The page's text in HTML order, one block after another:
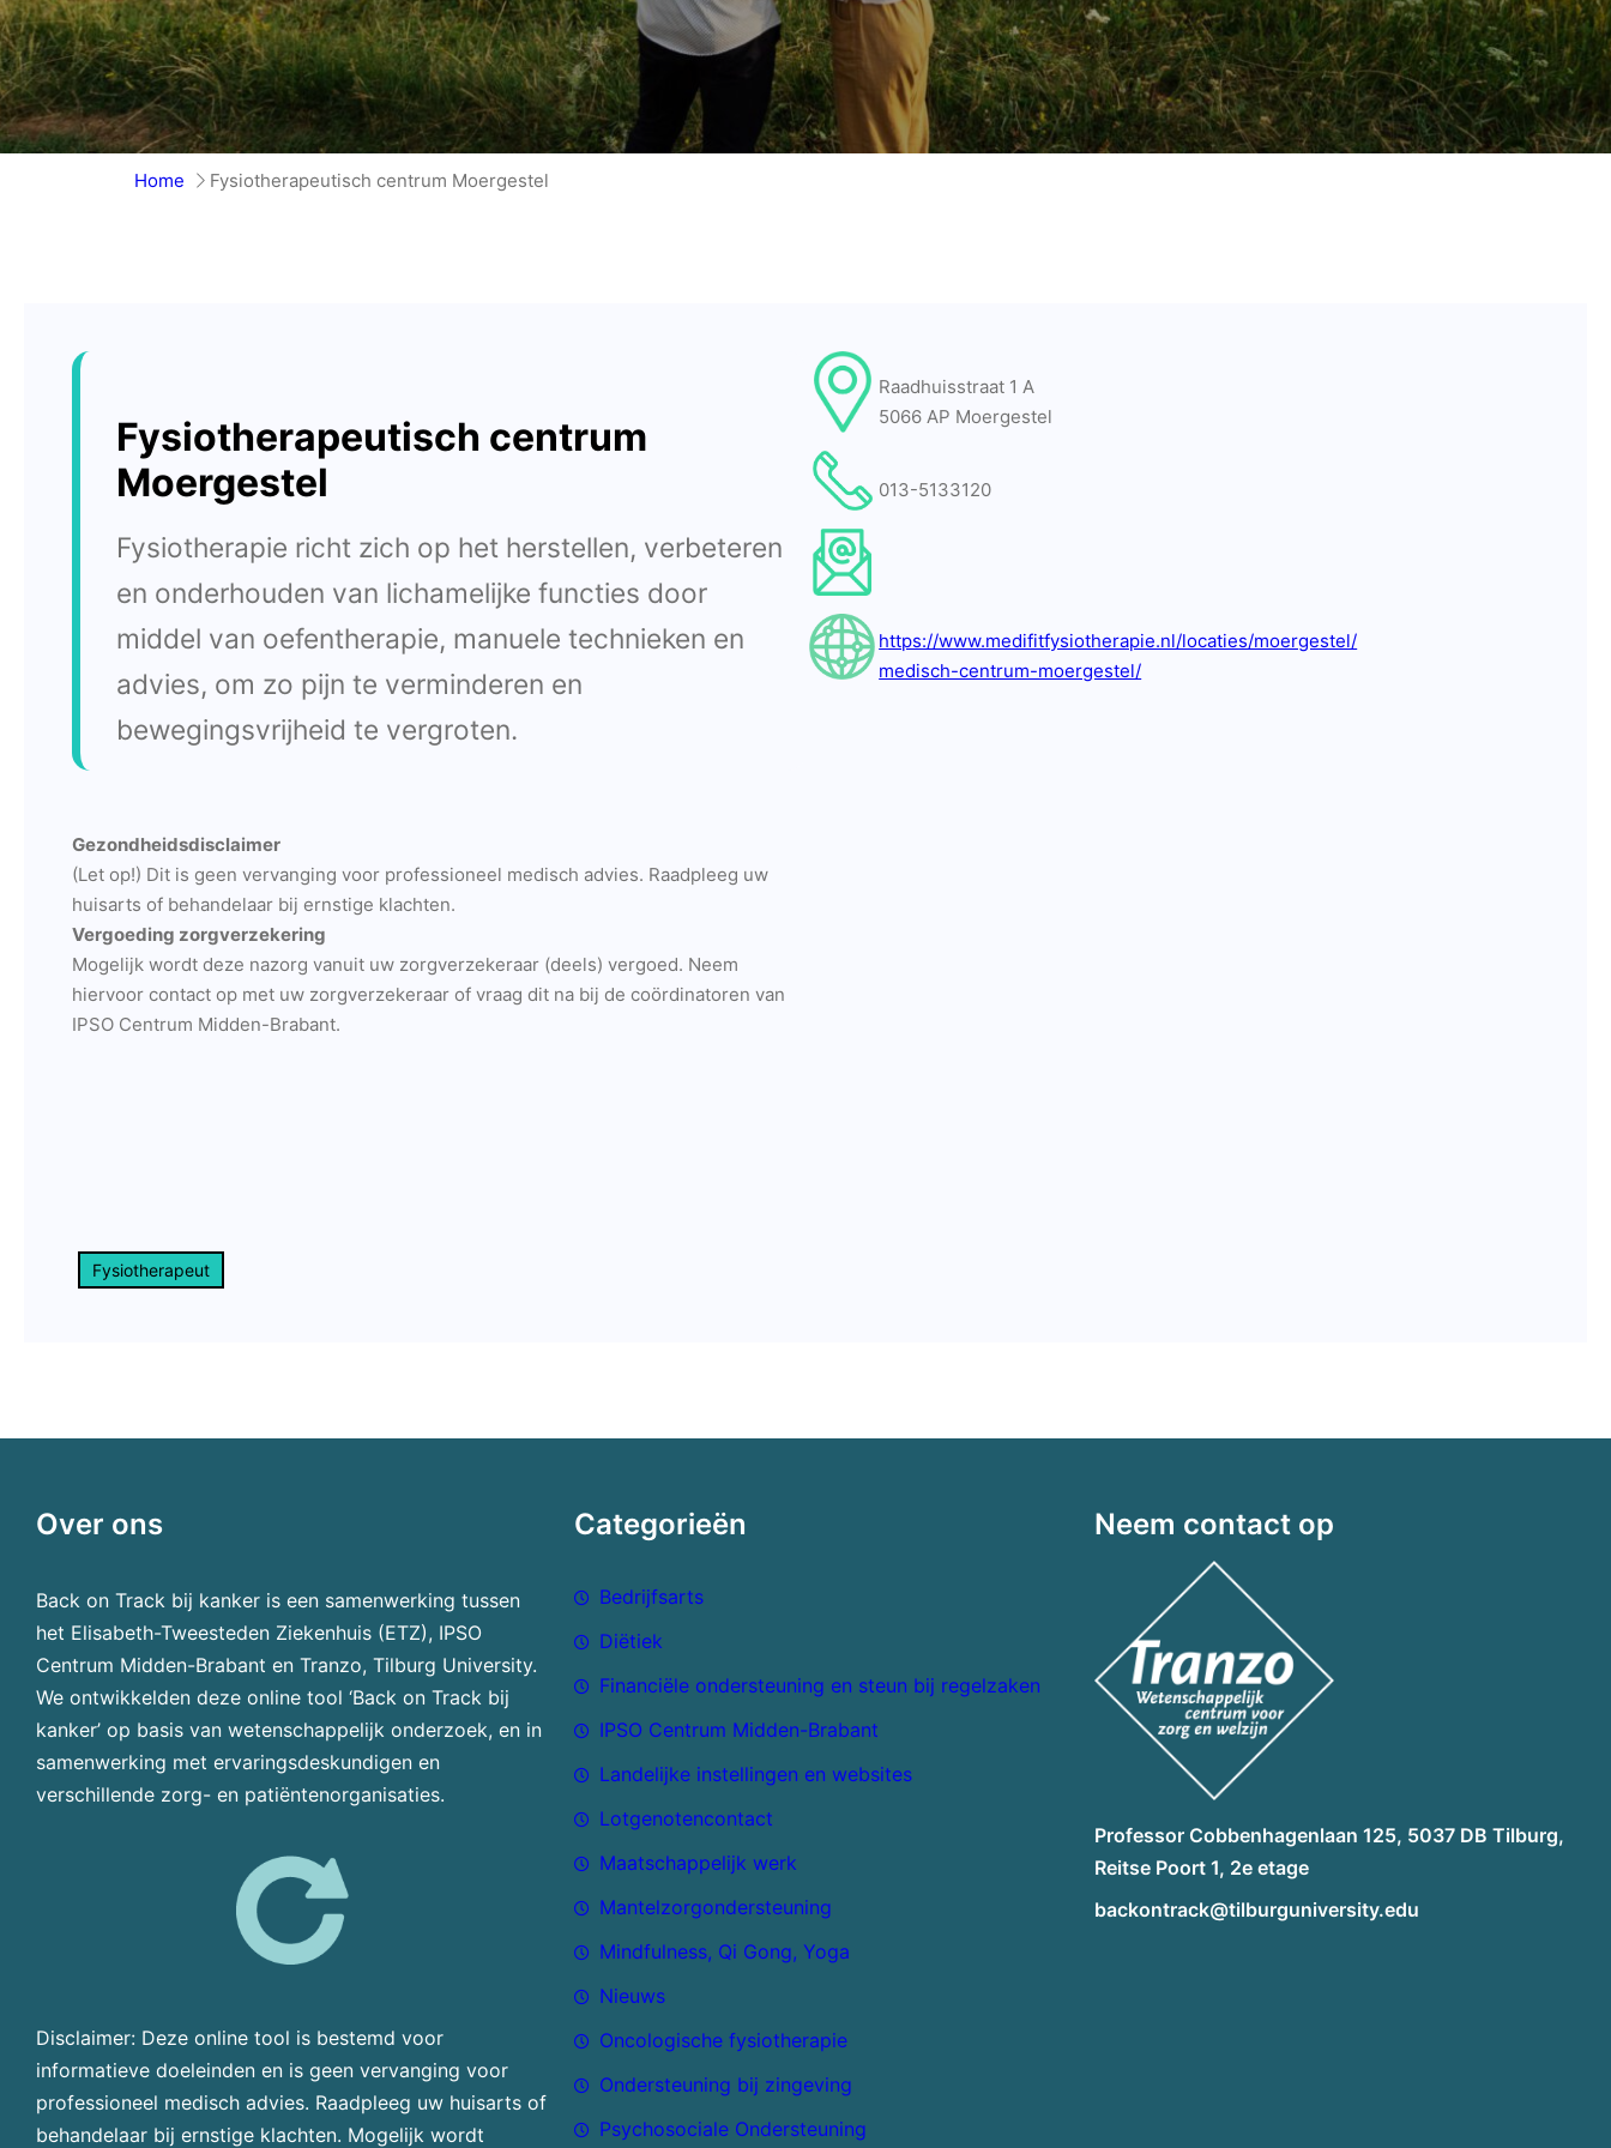
Home Fysiotherapeutisch centrum Moergestel
Fysiotherapeutisch centrum
Moergestel
Fysiotherapie richt zich op het herstellen, verbeteren
en onderhouden van lichamelijke functies door
middel van oefentherapie, manuele technieken en
advies, om zo pijn te verminderen en
bewegingsvrijheid te vergroten.
Gezondheidsdisclaimer
(Let op!) Dit is geen vervanging voor professioneel medisch advies. Raadpleeg uw
huisarts of behandelaar bij ernstige klachten.
Vergoeding zorgverzekering
Mogelijk wordt deze nazorg vanuit uw zorgverzekeraar (deels) vergoed. Neem
hiervoor contact op met uw zorgverzekeraar of vraag dit na bij de coördinatoren van
IPSO Centrum Midden-Brabant.
Raadhuisstraat 1 A
5066 AP Moergestel
013-5133120
https://www.medifitfysiotherapie.nl/locaties/moergestel/
medisch-centrum-moergestel/
Fysiotherapeut
Over ons
Back on Track bij kanker is een samenwerking tussen
het Elisabeth-Tweesteden Ziekenhuis (ETZ), IPSO
Centrum Midden-Brabant en Tranzo, Tilburg University.
We ontwikkelden deze online tool ‘Back on Track bij
kanker’ op basis van wetenschappelijk onderzoek, en in
samenwerking met ervaringsdeskundigen en
verschillende zorg- en patiëntenorganisaties.
Disclaimer: Deze online tool is bestemd voor
informatieve doeleinden en is geen vervanging voor
professioneel medisch advies. Raadpleeg uw huisarts of
behandelaar bij ernstige klachten. Mogelijk wordt
Categorieën
Bedrijfsarts
Diëtiek
Financiële ondersteuning en steun bij regelzaken
IPSO Centrum Midden-Brabant
Landelijke instellingen en websites
Lotgenotencontact
Maatschappelijk werk
Mantelzorgondersteuning
Mindfulness, Qi Gong, Yoga
Nieuws
Oncologische fysiotherapie
Ondersteuning bij zingeving
Psychosociale Ondersteuning
Neem contact op
Professor Cobbenhagenlaan 125, 5037 DB Tilburg,
Reitse Poort 1, 2e etage
backontrack@tilburguniversity.edu